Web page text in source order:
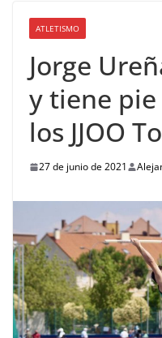
ATLETISMO
Jorge
y tiene
los JJOO
27 de junio de 2021